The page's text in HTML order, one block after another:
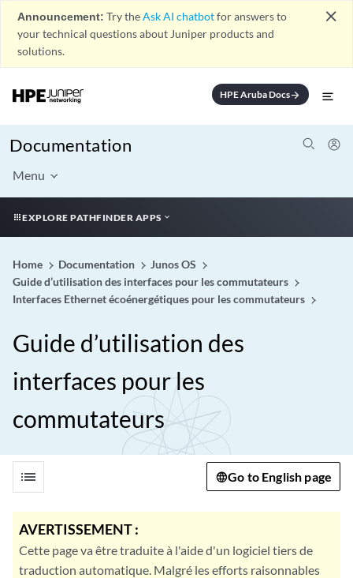
Announcement: Try theAsk AI chatbotfor answers to
your technical questions about Juniper products and
solutions.
close
HPE Aruba Docsarrow_forward
Documentation
Menu
EXPLORE PATHFINDER APPS
Home Documentation
Junos OS
Guide d’utilisation des interfaces pour les commutateurs
Interfaces Ethernet écoénergétiques pour les commutateurs
Guide d’utilisation des
interfaces pour les
commutateurs
list Go to English page
AVERTISSEMENT :
Cette page va être traduite à l'aide d'un logiciel tiers de
traduction automatique. Malgré les efforts raisonnables